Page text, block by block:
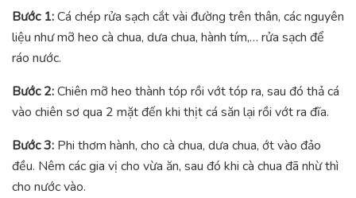
Bước 1:Cá chép rửa sạch cắt vài đường trên thân, các nguyên
liệu như mỡ heo cà chua, dưa chua, hành tím,… rửa sạch để
ráo nước.
Bước 2:Chiên mỡ heo thành tóp rồi vớt tóp ra, sau đó thả cá
vào chiên sơ qua 2 mặt đến khi thịt cá săn lại rồi vớt ra đĩa.
Bước 3: Phi thơm hành, cho cà chua, dưa chua, ớt vào đảo
đều. Nêm các gia vị cho vừa ăn, sau đó khi cà chua đã nhừ thì
cho nước vào.